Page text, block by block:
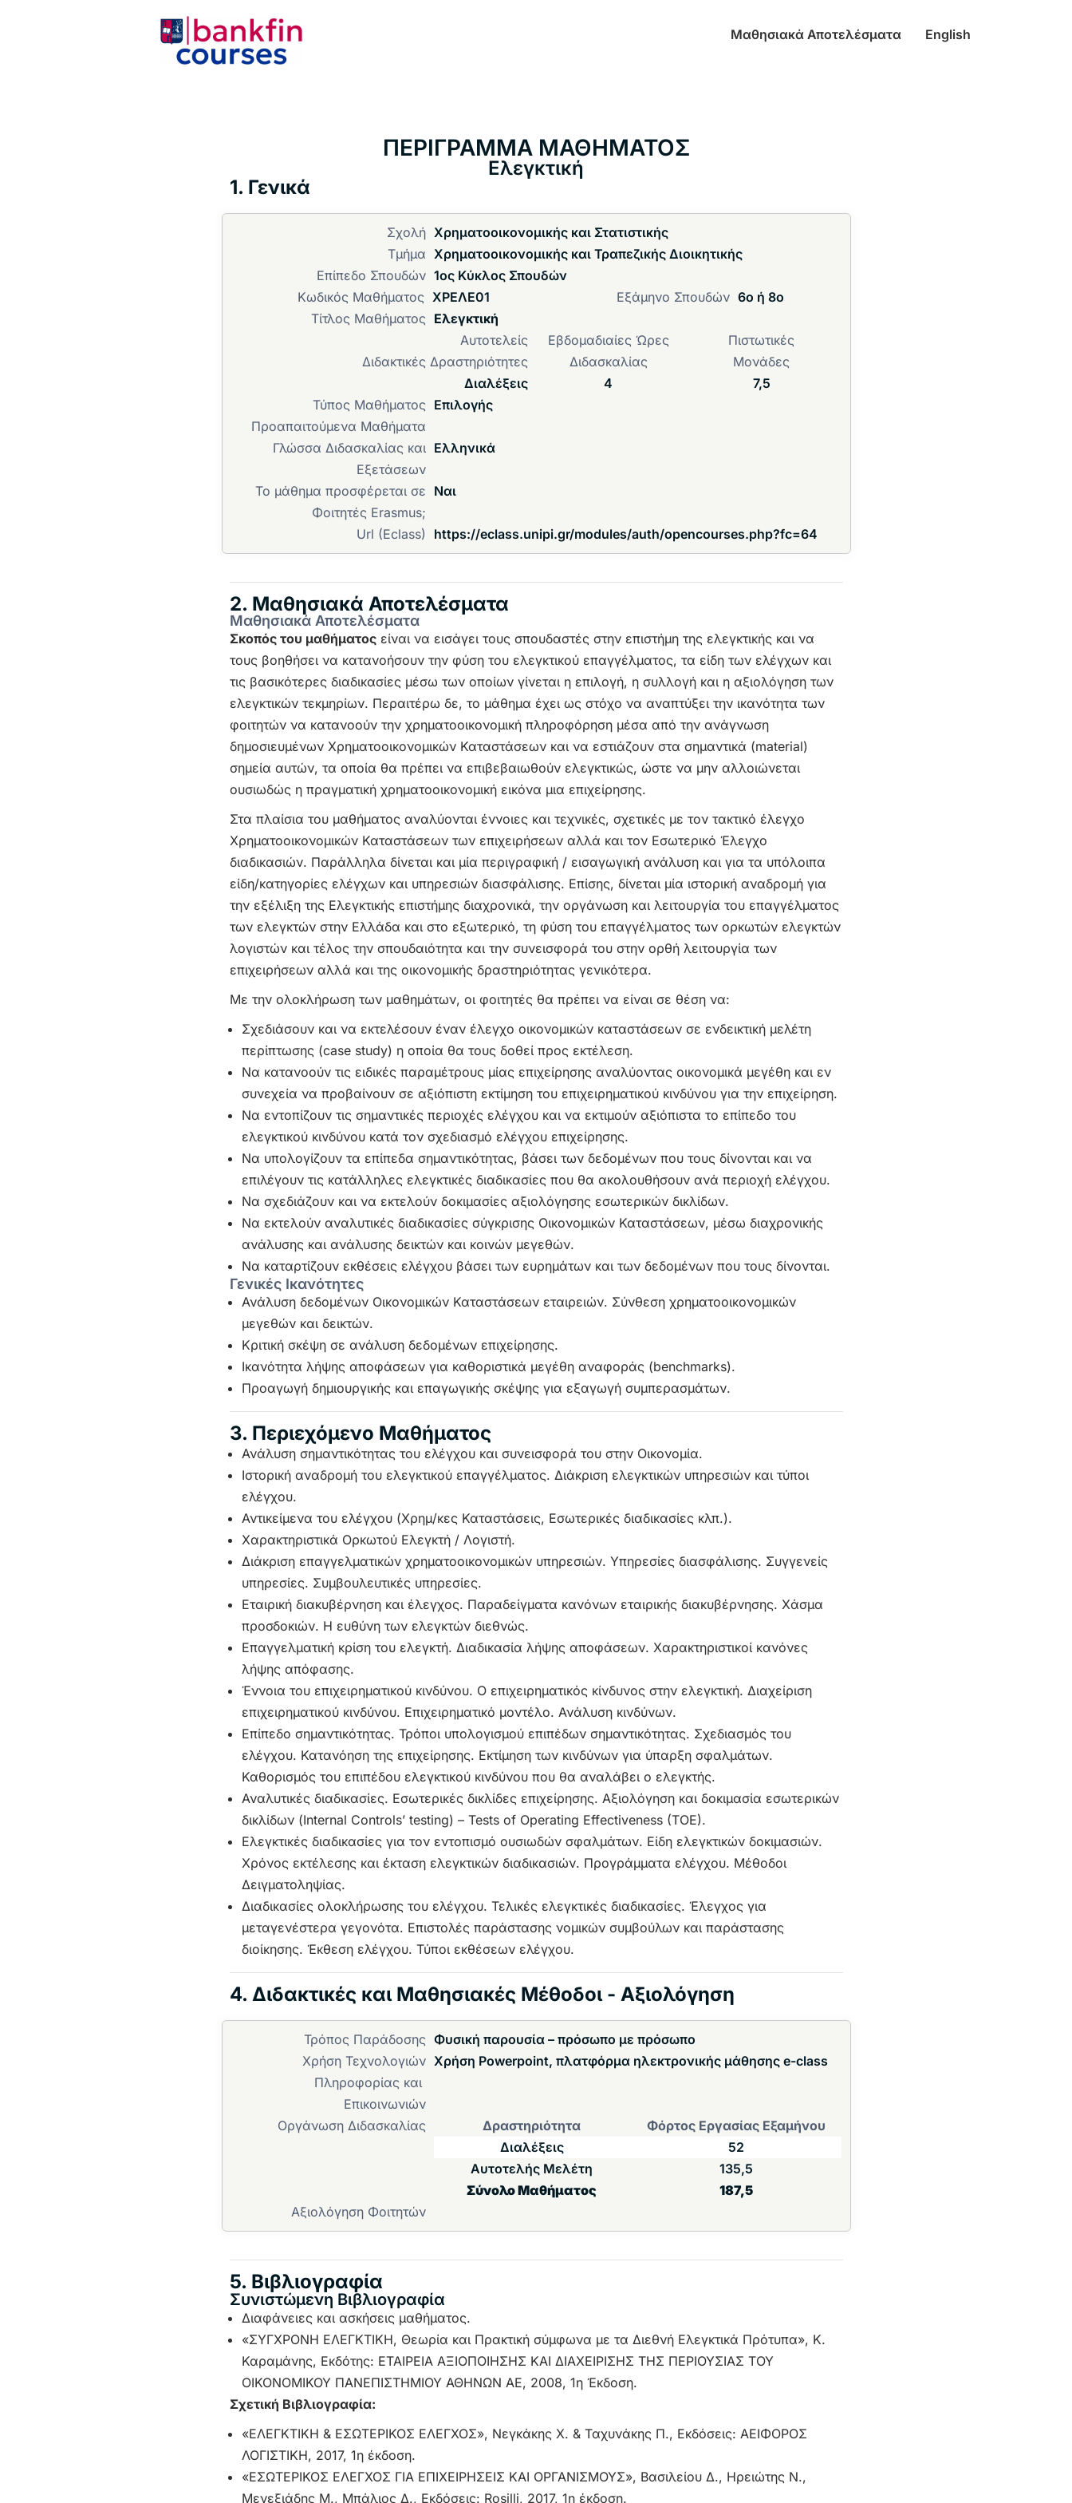
Μαθησιακά Αποτελέσματα English
ΠΕΡΙΓΡΑΜΜΑ ΜΑΘΗΜΑΤΟΣ
Ελεγκτική
1. Γενικά
Σχολή Χρηματοοικονομικής και Στατιστικής
Τμήμα Χρηματοοικονομικής και Τραπεζικής Διοικητικής
Επίπεδο Σπουδών 1ος Κύκλος Σπουδών
Κωδικός Μαθήματος ΧΡΕΛΕ01 Εξάμηνο Σπουδών 6ο ή 8ο
Τίτλος Μαθήματος Ελεγκτική
Αυτοτελείς
Διδακτικές Δραστηριότητες
Εβδομαδιαίες Ώρες
Διδασκαλίας
Πιστωτικές
Μονάδες
Διαλέξεις
4
7,5
Τύπος Μαθήματος Επιλογής
Προαπαιτούμενα Μαθήματα
Γλώσσα Διδασκαλίας και
Εξετάσεων
Ελληνικά
Το μάθημα προσφέρεται σε
Φοιτητές Erasmus;
Ναι
Url (Eclass) https://eclass.unipi.gr/modules/auth/opencourses.php?fc=64
2. Μαθησιακά Αποτελέσματα
Μαθησιακά Αποτελέσματα
Σκοπός του μαθήματοςείναι να εισάγει τους σπουδαστές στην επιστήμη της ελεγκτικής και να
τους βοηθήσει να κατανοήσουν την φύση του ελεγκτικού επαγγέλματος, τα είδη των ελέγχων και
τις βασικότερες διαδικασίες μέσω των οποίων γίνεται η επιλογή, η συλλογή και η αξιολόγηση των
ελεγκτικών τεκμηρίων. Περαιτέρω δε, το μάθημα έχει ως στόχο να αναπτύξει την ικανότητα των
φοιτητών να κατανοούν την χρηματοοικονομική πληροφόρηση μέσα από την ανάγνωση
δημοσιευμένων Χρηματοοικονομικών Καταστάσεων και να εστιάζουν στα σημαντικά (material)
σημεία αυτών, τα οποία θα πρέπει να επιβεβαιωθούν ελεγκτικώς, ώστε να μην αλλοιώνεται
ουσιωδώς η πραγματική χρηματοοικονομική εικόνα μια επιχείρησης.
Στα πλαίσια του μαθήματος αναλύονται έννοιες και τεχνικές, σχετικές με τον τακτικό έλεγχο
Χρηματοοικονομικών Καταστάσεων των επιχειρήσεων αλλά και τον Εσωτερικό Έλεγχο
διαδικασιών. Παράλληλα δίνεται και μία περιγραφική / εισαγωγική ανάλυση και για τα υπόλοιπα
είδη/κατηγορίες ελέγχων και υπηρεσιών διασφάλισης. Επίσης, δίνεται μία ιστορική αναδρομή για
την εξέλιξη της Ελεγκτικής επιστήμης διαχρονικά, την οργάνωση και λειτουργία του επαγγέλματος
των ελεγκτών στην Ελλάδα και στο εξωτερικό, τη φύση του επαγγέλματος των ορκωτών ελεγκτών
λογιστών και τέλος την σπουδαιότητα και την συνεισφορά του στην ορθή λειτουργία των
επιχειρήσεων αλλά και της οικονομικής δραστηριότητας γενικότερα.
Με την ολοκλήρωση των μαθημάτων, οι φοιτητές θα πρέπει να είναι σε θέση να:
Σχεδιάσουν και να εκτελέσουν έναν έλεγχο οικονομικών καταστάσεων σε ενδεικτική μελέτη
περίπτωσης (case study) η οποία θα τους δοθεί προς εκτέλεση.
Να κατανοούν τις ειδικές παραμέτρους μίας επιχείρησης αναλύοντας οικονομικά μεγέθη και εν
συνεχεία να προβαίνουν σε αξιόπιστη εκτίμηση του επιχειρηματικού κινδύνου για την επιχείρηση.
Να εντοπίζουν τις σημαντικές περιοχές ελέγχου και να εκτιμούν αξιόπιστα το επίπεδο του
ελεγκτικού κινδύνου κατά τον σχεδιασμό ελέγχου επιχείρησης.
Να υπολογίζουν τα επίπεδα σημαντικότητας, βάσει των δεδομένων που τους δίνονται και να
επιλέγουν τις κατάλληλες ελεγκτικές διαδικασίες που θα ακολουθήσουν ανά περιοχή ελέγχου.
Να σχεδιάζουν και να εκτελούν δοκιμασίες αξιολόγησης εσωτερικών δικλίδων.
Να εκτελούν αναλυτικές διαδικασίες σύγκρισης Οικονομικών Καταστάσεων, μέσω διαχρονικής
ανάλυσης και ανάλυσης δεικτών και κοινών μεγεθών.
Να καταρτίζουν εκθέσεις ελέγχου βάσει των ευρημάτων και των δεδομένων που τους δίνονται.
Γενικές Ικανότητες
Ανάλυση δεδομένων Οικονομικών Καταστάσεων εταιρειών. Σύνθεση χρηματοοικονομικών
μεγεθών και δεικτών.
Κριτική σκέψη σε ανάλυση δεδομένων επιχείρησης.
Ικανότητα λήψης αποφάσεων για καθοριστικά μεγέθη αναφοράς (benchmarks).
Προαγωγή δημιουργικής και επαγωγικής σκέψης για εξαγωγή συμπερασμάτων.
3. Περιεχόμενο Μαθήματος
Ανάλυση σημαντικότητας του ελέγχου και συνεισφορά του στην Οικονομία.
Ιστορική αναδρομή του ελεγκτικού επαγγέλματος. Διάκριση ελεγκτικών υπηρεσιών και τύποι
ελέγχου.
Αντικείμενα του ελέγχου (Χρημ/κες Καταστάσεις, Εσωτερικές διαδικασίες κλπ.).
Χαρακτηριστικά Ορκωτού Ελεγκτή / Λογιστή.
Διάκριση επαγγελματικών χρηματοοικονομικών υπηρεσιών. Υπηρεσίες διασφάλισης. Συγγενείς
υπηρεσίες. Συμβουλευτικές υπηρεσίες.
Εταιρική διακυβέρνηση και έλεγχος. Παραδείγματα κανόνων εταιρικής διακυβέρνησης. Χάσμα
προσδοκιών. Η ευθύνη των ελεγκτών διεθνώς.
Επαγγελματική κρίση του ελεγκτή. Διαδικασία λήψης αποφάσεων. Χαρακτηριστικοί κανόνες
λήψης απόφασης.
Έννοια του επιχειρηματικού κινδύνου. Ο επιχειρηματικός κίνδυνος στην ελεγκτική. Διαχείριση
επιχειρηματικού κινδύνου. Επιχειρηματικό μοντέλο. Ανάλυση κινδύνων.
Επίπεδο σημαντικότητας. Τρόποι υπολογισμού επιπέδων σημαντικότητας. Σχεδιασμός του
ελέγχου. Κατανόηση της επιχείρησης. Εκτίμηση των κινδύνων για ύπαρξη σφαλμάτων.
Καθορισμός του επιπέδου ελεγκτικού κινδύνου που θα αναλάβει ο ελεγκτής.
Αναλυτικές διαδικασίες. Εσωτερικές δικλίδες επιχείρησης. Αξιολόγηση και δοκιμασία εσωτερικών
δικλίδων (Internal Controls’ testing) – Tests of Operating Effectiveness (TOE).
Ελεγκτικές διαδικασίες για τον εντοπισμό ουσιωδών σφαλμάτων. Είδη ελεγκτικών δοκιμασιών.
Χρόνος εκτέλεσης και έκταση ελεγκτικών διαδικασιών. Προγράμματα ελέγχου. Μέθοδοι
Δειγματοληψίας.
Διαδικασίες ολοκλήρωσης του ελέγχου. Τελικές ελεγκτικές διαδικασίες. Έλεγχος για
μεταγενέστερα γεγονότα. Επιστολές παράστασης νομικών συμβούλων και παράστασης
διοίκησης. Έκθεση ελέγχου. Τύποι εκθέσεων ελέγχου.
4. Διδακτικές και Μαθησιακές Μέθοδοι - Αξιολόγηση
Τρόπος Παράδοσης Φυσική παρουσία – πρόσωπο με πρόσωπο
Χρήση Τεχνολογιών
Πληροφορίας και
Επικοινωνιών
Χρήση Powerpoint, πλατφόρμα ηλεκτρονικής μάθησης e-class
Οργάνωση Διδασκαλίας Δραστηριότητα
Φόρτος Εργασίας Εξαμήνου
Διαλέξεις
52
Αυτοτελής Μελέτη
135,5
Σύνολο Μαθήματος
187,5
Αξιολόγηση Φοιτητών
5. Βιβλιογραφία
Συνιστώμενη Βιβλιογραφία
Διαφάνειες και ασκήσεις μαθήματος.
«ΣΥΓΧΡΟΝΗ ΕΛΕΓΚΤΙΚΗ, Θεωρία και Πρακτική σύμφωνα με τα Διεθνή Ελεγκτικά Πρότυπα», Κ.
Καραμάνης, Εκδότης: ΕΤΑΙΡΕΙΑ ΑΞΙΟΠΟΙΗΣΗΣ ΚΑΙ ΔΙΑΧΕΙΡΙΣΗΣ ΤΗΣ ΠΕΡΙΟΥΣΙΑΣ ΤΟΥ
ΟΙΚΟΝΟΜΙΚΟΥ ΠΑΝΕΠΙΣΤΗΜΙΟΥ ΑΘΗΝΩΝ ΑΕ, 2008, 1η Έκδοση.
Σχετική Βιβλιογραφία:
«ΕΛΕΓΚΤΙΚΗ & ΕΣΩΤΕΡΙΚΟΣ ΕΛΕΓΧΟΣ», Νεγκάκης Χ. & Ταχυνάκης Π., Εκδόσεις: ΑΕΙΦΟΡΟΣ
ΛΟΓΙΣΤΙΚΗ, 2017, 1η έκδοση.
«ΕΣΩΤΕΡΙΚΟΣ ΕΛΕΓΧΟΣ ΓΙΑ ΕΠΙΧΕΙΡΗΣΕΙΣ ΚΑΙ ΟΡΓΑΝΙΣΜΟΥΣ», Βασιλείου Δ., Ηρειώτης Ν.,
Μενεξιάδης Μ., Μπάλιος Δ., Εκδόσεις: Rosilli, 2017, 1η έκδοση.